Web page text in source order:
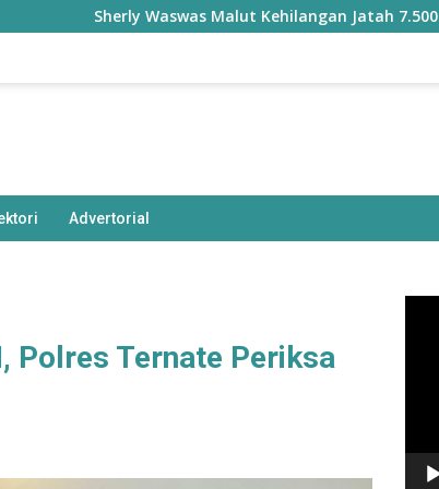
Sherly Waswas Malut Kehilangan Jatah 7.500 Hektare
Advertorial
Polres Ternate Periksa